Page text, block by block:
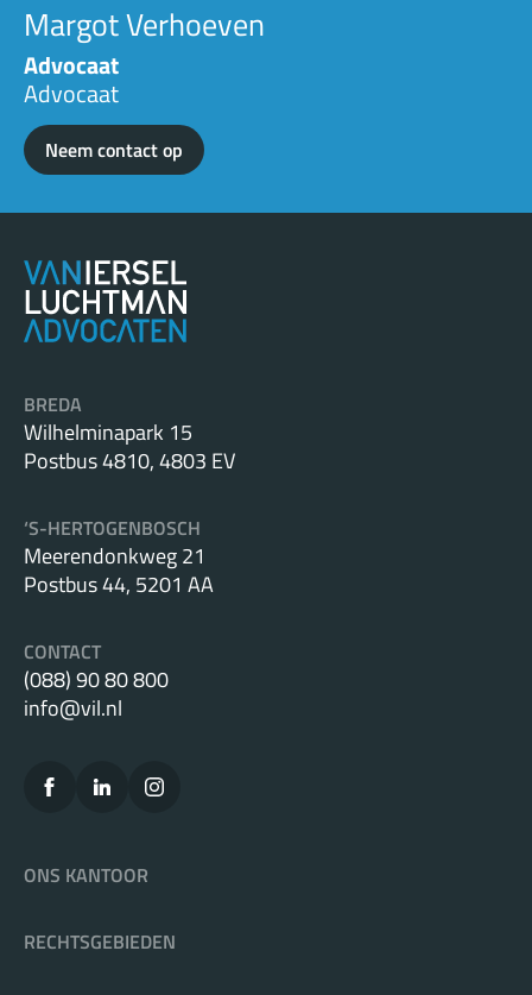
Margot Verhoeven
Advocaat
Advocaat
Neem contact op
BREDA
Wilhelminapark 15
Postbus 4810, 4803 EV
‘S-HERTOGENBOSCH
Meerendonkweg 21
Postbus 44, 5201 AA
CONTACT
(088) 90 80 800
info@vil.nl
ONS KANTOOR
RECHTSGEBIEDEN